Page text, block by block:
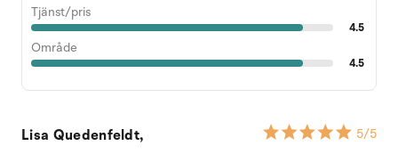
Tjänst/pris
4.5
Område
4.5
Lisa Quedenfeldt, 5/5